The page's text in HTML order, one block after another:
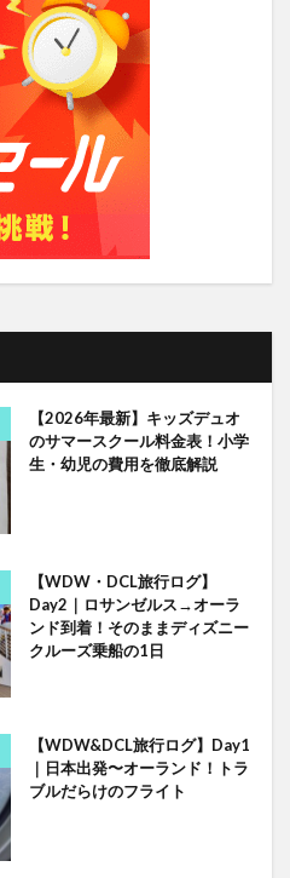
【2026年最新】キッズデュオ
のサマースクール料金表！小学
生・幼児の費用を徹底解説
【WDW・DCL旅行ログ】
Day2｜ロサンゼルス→オーラ
ンド到着！そのままディズニー
クルーズ乗船の1日
【WDW&DCL旅行ログ】Day1
｜日本出発〜オーランド！トラ
ブルだらけのフライト